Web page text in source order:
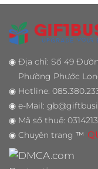
◉ Địa chỉ: Số 49
Phường Phước
◉ Hotline:
◉ e-Mail:
◉ Mã số thuế:
◉ Chuyên trang ™